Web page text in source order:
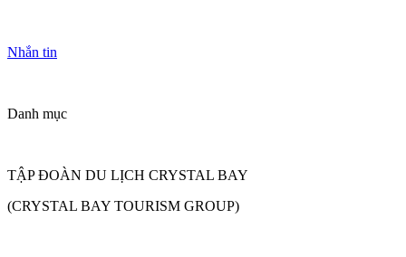
Nhắn tin
Danh mục
TẬP ĐOÀN DU LỊCH CRYSTAL BAY
(CRYSTAL BAY TOURISM GROUP)